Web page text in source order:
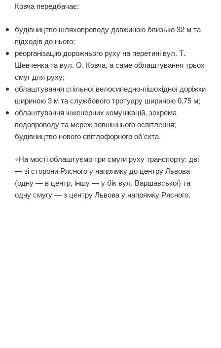
Ковча передбачає:
будівництво шляхопроводу довжиною близько 32 м та
підходів до нього;
реорганізацію дорожнього руху на перетині вул. Т.
Шевченка та вул. О. Ковча, а саме облаштування трьох
смуг для руху;
облаштування спільної велосипедно-пішохідної доріжки
шириною 3 м та службового тротуару шириною 0,75 м;
облаштування інженерних комунікацій, зокрема
водопроводу та мереж зовнішнього освітлення;
будівництво нового світлофорного об’єкта.
«На мості облаштуємо три смуги руху транспорту: дві
— зі сторони Рясного у напрямку до центру Львова
(одну — в центр, іншу — у бік вул. Варшавської) та
одну смугу — з центру Львова у напрямку Рясного.